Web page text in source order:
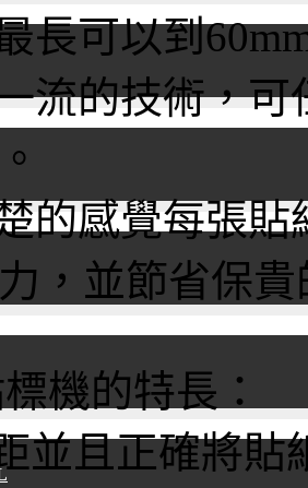
長可以到
流的技術，可
的感覺每張貼
，並節省保
機的特長：
並且正確將